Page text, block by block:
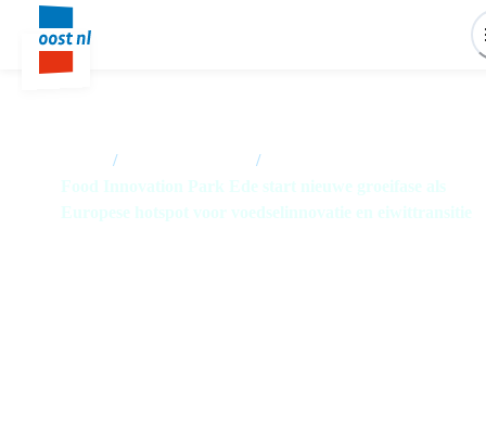
/
/
Food Innovation Park Ede start nieuwe groeifase als
Europese hotspot voor voedselinnovatie en eiwittransitie